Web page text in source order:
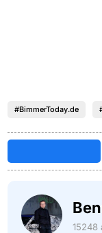
#BimmerToday.de
15248